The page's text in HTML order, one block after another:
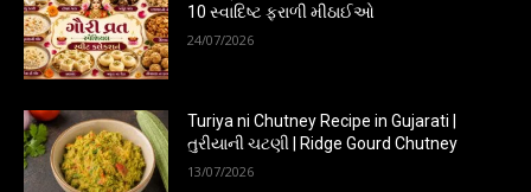
10 સ્વાદિષ્ટ ફરાળી મીઠાઈઓ
24/07/2026
Turiya ni Chutney Recipe in Gujarati |
તુરીયાની ચટણી | Ridge Gourd Chutney
13/07/2026